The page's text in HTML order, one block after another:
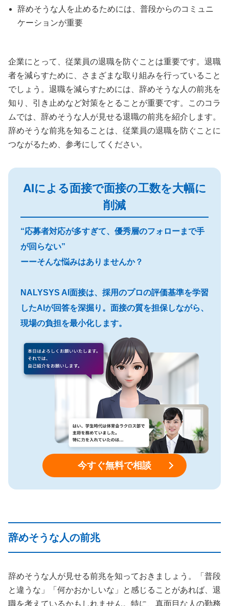
辞めそうな人を止めるためには、普段からのコミュニ
ケーションが重要
企業にとって、従業員の退職を防ぐことは重要です。退職
者を減らすために、さまざまな取り組みを行っていること
でしょう。退職を減らすためには、辞めそうな人の前兆を
知り、引き止めなど対策をとることが重要です。このコラ
ムでは、辞めそうな人が見せる退職の前兆を紹介します。
辞めそうな前兆を知ることは、従業員の退職を防ぐことに
つながるため、参考にしてください。
AIによる面接で面接の工数を大幅に
削減
“応募者対応が多すぎて、優秀層のフォローまで手
が回らない”
ーーそんな悩みはありませんか？
NALYSYS AI面接は、採用のプロの評価基準を学習
したAIが回答を深掘り。面接の質を担保しながら、
現場の負担を最小化します。
今すぐ無料で相談
辞めそうな人の前兆
辞めそうな人が見せる前兆を知っておきましょう。「普段
と違うな」「何かおかしいな」と感じることがあれば、退
職を考えているかもしれません。特に、真面目な人の勤務